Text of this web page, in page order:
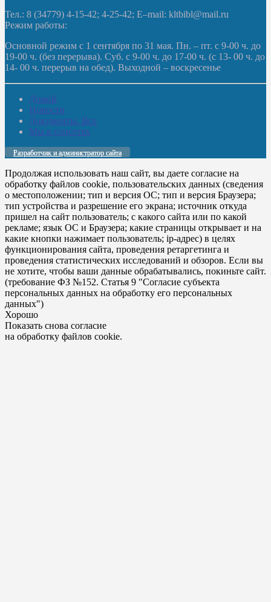
Тел.: 8 (34779) 4-15-42; 4-25-42; E–mail: kltbibl@mail.ru
Режим работы:
Основной режим с 1 сентября по 31 мая. Пн. – пт. с 9-00 ч. до
19-00 ч. (без перерыва). Суб. с 9-00 ч. до 17-00 ч. (с 13- 00 ч. до
14- 00 ч. перерыв на обед). Выходной – воскресенье
Домой
Новости
Документы. Все
Мы в соцсетях
Разработчик и администратор сайта
Продолжая использовать наш сайт, вы даете согласие на
обработку файлов cookie, пользовательских данных (сведения
о местоположении; тип и версия ОС; тип и версия Браузера;
тип устройства и разрешение его экрана; источник откуда
пришел на сайт пользователь; с какого сайта или по какой
рекламе; язык ОС и Браузера; какие страницы открывает и на
какие кнопки нажимает пользователь; ip-адрес) в целях
функционирования сайта, проведения ретаргетинга и
проведения статистических исследований и обзоров. Если вы
не хотите, чтобы ваши данные обрабатывались, покиньте сайт.
(требование ФЗ №152. Статья 9 "Согласие субъекта
персональных данных на обработку его персональных
данных")
Хорошо
Показать снова согласие
на обработку файлов cookie.